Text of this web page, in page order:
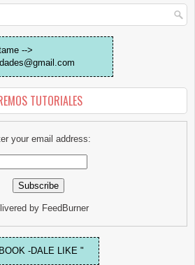
-->
TUTORIALES
your email address:
by FeedBurner
-DALE LIKE "